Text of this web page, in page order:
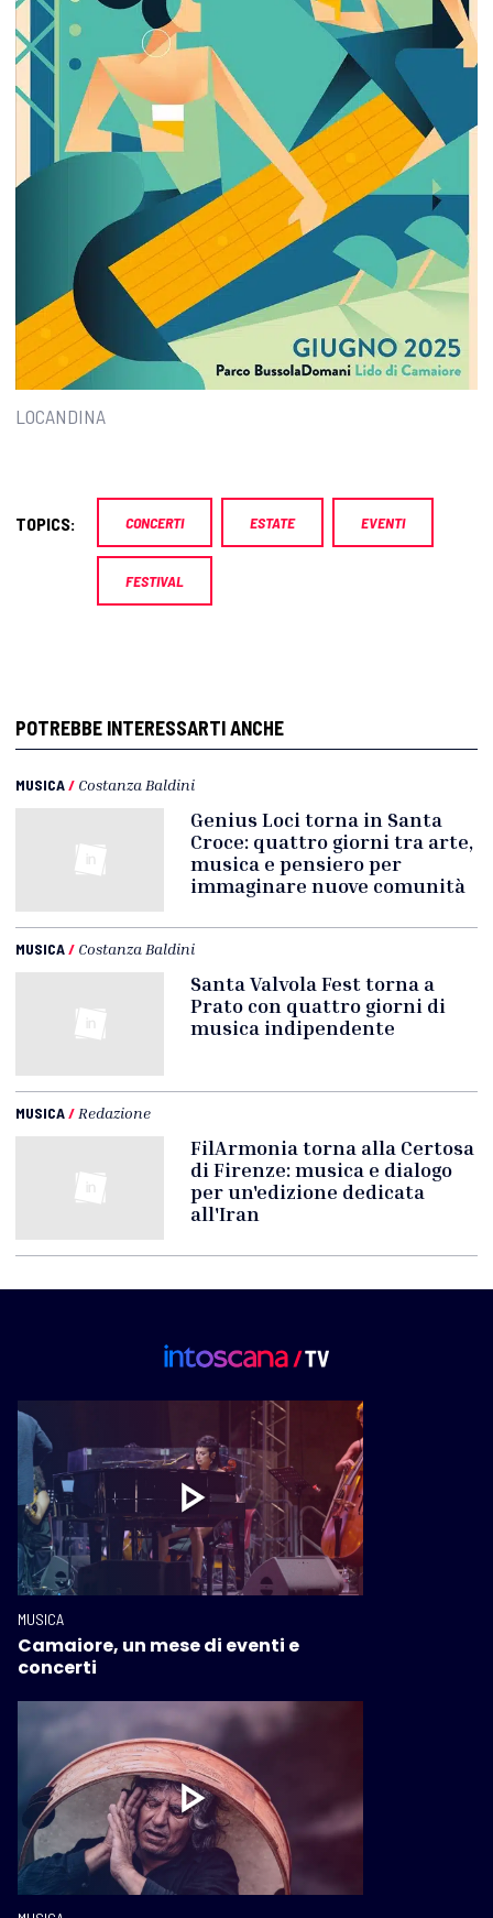
LOCANDINA
TOPICS: CONCERTI ESTATE EVENTI
FESTIVAL
POTREBBE INTERESSARTI ANCHE
MUSICA/ Costanza Baldini
Genius Loci torna in Santa
Croce: quattro giorni tra arte,
musica e pensiero per
immaginare nuove comunità
MUSICA/ Costanza Baldini
Santa Valvola Fest torna a
Prato con quattro giorni di
musica indipendente
MUSICA/ Redazione
FilArmonia torna alla Certosa
di Firenze: musica e dialogo
per un'edizione dedicata
all'Iran
MUSICA
Camaiore, un mese di eventi e
concerti